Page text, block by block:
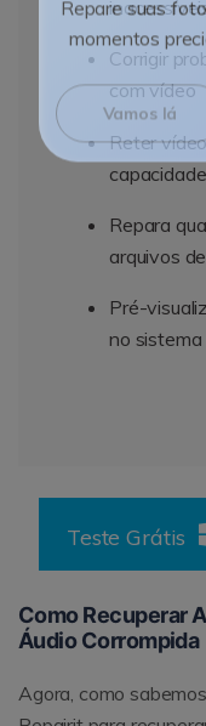
Repare suas
momentos
Vamos lá
Corrigir
com vídeo
Reter
Repara
arquivos
Pré-
no sistema
Teste Grátis
Como Recuperar
Áudio Corrompida
Agora, como